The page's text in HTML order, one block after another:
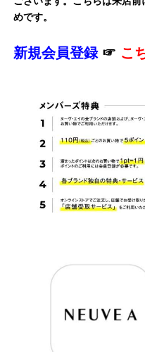
めです。
新規会員登録 ☞ こ